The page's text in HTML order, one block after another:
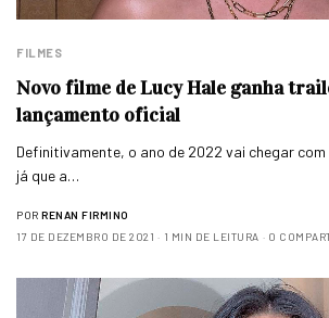
FILMES
Novo filme de Lucy Hale ganha
lançamento oficial
Definitivamente, o ano de 2022 vai chegar
já que a…
POR RENAN FIRMINO
17 DE DEZEMBRO DE 2021
1 MIN DE LEITURA 0